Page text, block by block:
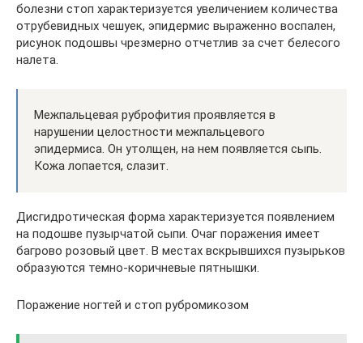
болезни стоп характеризуется увеличением количества
отрубевидных чешуек, эпидермис выраженно воспален,
рисунок подошвы чрезмерно отчетлив за счет белесого
налета.
Межпальцевая руброфития проявляется в
нарушении целостности межпальцевого
эпидермиса. Он утолщен, на нем появляется сыпь.
Кожа лопается, слазит.
Дисгидротическая форма характеризуется появлением
на подошве пузырчатой сыпи. Очаг поражения имеет
багрово розовый цвет. В местах вскрывшихся пузырьков
образуются темно-коричневые пятнышки.
Поражение ногтей и стоп рубромикозом